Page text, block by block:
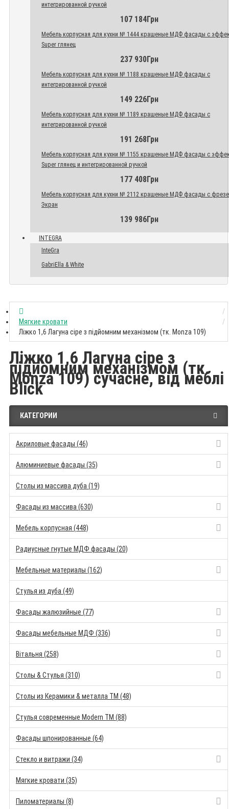
интегрированной ручкой
107 184Грн
Мебель корпусная для кухни № 1444 крашеные МДФ фасады с
Super глянец
237 930Грн
Мебель корпусная для кухни № 1188 крашеные МДФ фасады с
интегрированной ручкой
149 226Грн
Мебель корпусная для кухни № 1189 крашеные МДФ фасады с
интегрированной ручкой
191 268Грн
Мебель корпусная для кухни № 1155 крашеные МДФ фасады с
Super глянец и интегрированной ручкой
177 408Грн
Мебель корпусная для кухни № 2112 крашеные МДФ фасады с
Экран
139 986Грн
INTEGRA
InteGra
GabriElla & White
Мягкие кровати
Ліжко 1,6 Лагуна сіре з підйомним механізмом (тк. Monza 109)
Ліжко 1,6 Лагуна сіре з
підйомним механізмом (тк.
Monza 109) сучасне, від меблі
Blick
КАТЕГОРИИ
Акриловые фасады (46)
Алюминиевые фасады (35)
Столы из массива дуба (19)
Фасады из массива (630)
Мебель корпусная (448)
Радиусные гнутые МДФ фасады (20)
Мебельные материалы (162)
Стулья из дуба (49)
Фасады жалюзийные (77)
Фасады мебельные МДФ (336)
Вітальня (258)
Столы & Стулья (310)
Столы из Керамики & металла TM (48)
Стулья современные Modern TM (88)
Фасады шпонированные (64)
Стекло и витражи (34)
Мягкие кровати (35)
Пиломатериалы (8)